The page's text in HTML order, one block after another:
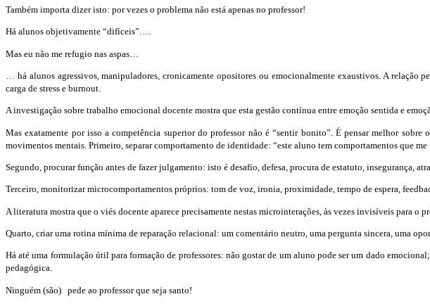
Também importa dizer isto: por vezes o problema não está apenas no professor!
Há alunos objetivamente “difíceis”….
Mas eu não me refugio nas aspas…
… há alunos agressivos, manipuladores, cronicamente opositores ou emocionalmente exaustivos. A relação
carga de stress e burnout.
A investigação sobre trabalho emocional docente mostra que esta gestão contínua entre emoção sentida e
Mas exatamente por isso a competência superior do professor não é “sentir bonito”. É pensar melhor
movimentos mentais. Primeiro, separar comportamento de identidade: “este aluno tem comportamentos que
Segundo, procurar função antes de fazer julgamento: isto é desafio, defesa, procura de estatuto, insegurança,
Terceiro, monitorizar microcomportamentos próprios: tom de voz, ironia, proximidade, tempo de espera,
A literatura mostra que o viés docente aparece precisamente nestas microinterações, às vezes invisíveis para o
Quarto, criar uma rotina mínima de reparação relacional: um comentário neutro, uma pergunta sincera, uma
Há até uma formulação útil para formação de professores: não gostar de um aluno pode ser um dado
pedagógica.
Ninguém (são) pede ao professor que seja santo!